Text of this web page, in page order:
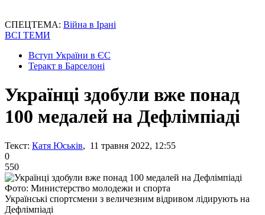
СПЕЦТЕМА: Війна в Ірані
ВСІ ТЕМИ
Вступ України в ЄС
Теракт в Барселоні
Українці здобули вже понад
100 медалей на Дефлімпіаді
Текст: Катя Юськів, 11 травня 2022, 12:55
0
550
Фото: Министерство молодежи и спорта
Українські спортсмени з величезним відривом лідирують на
Дефлімпіаді